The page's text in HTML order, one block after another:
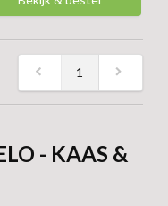
1
- KAAS &